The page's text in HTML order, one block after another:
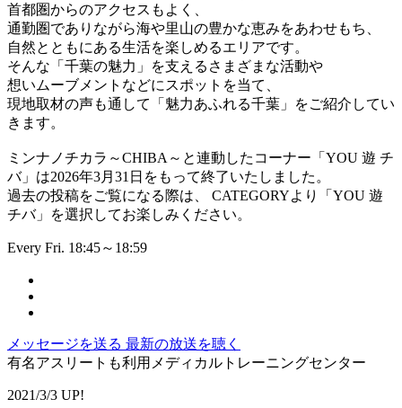
首都圏からのアクセスもよく、
通勤圏でありながら海や里山の豊かな恵みをあわせもち、
自然とともにある生活を楽しめるエリアです。
そんな「千葉の魅力」を支えるさまざまな活動や
想いムーブメントなどにスポットを当て、
現地取材の声も通して「魅力あふれる千葉」をご紹介してい
きます。
ミンナノチカラ～CHIBA～と連動したコーナー「YOU 遊 チ
バ」は2026年3月31日をもって終了いたしました。
過去の投稿をご覧になる際は、 CATEGORYより「YOU 遊
チバ」を選択してお楽しみください。
Every Fri. 18:45～18:59
メッセージを送る 最新の放送を聴く
有名アスリートも利用メディカルトレーニングセンター
2021/3/3 UP!